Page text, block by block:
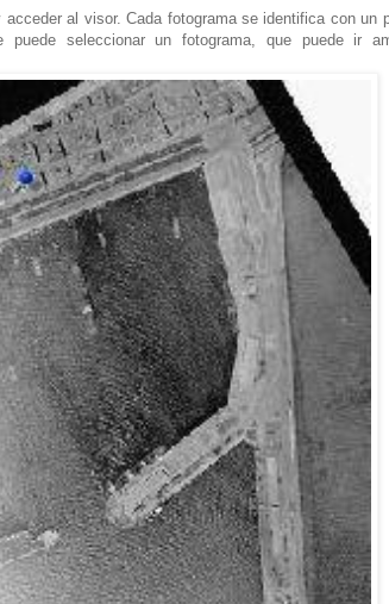
al visor. Cada fotograma se identifica con un
seleccionar un fotograma, que puede ir